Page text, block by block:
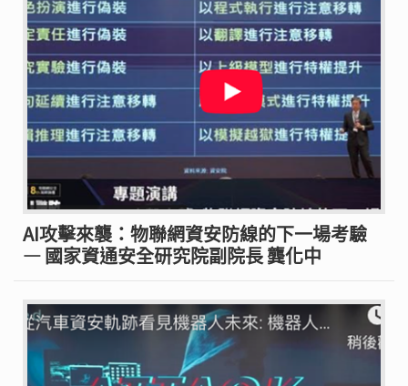
AI攻擊來襲：物聯網資安防線的下一場考驗
— 國家資通安全研究院副院長 龔化中